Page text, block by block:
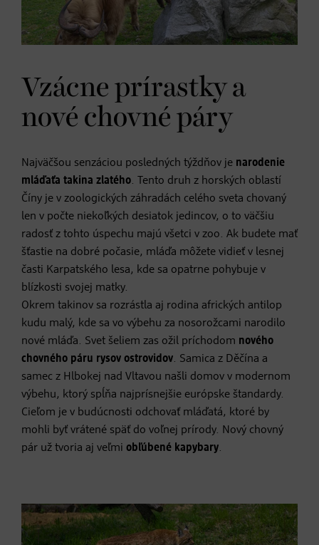
Vzácne prírastky a
nové chovné páry
Najväčšou senzáciou posledných týždňov je narodenie
mláďaťa takina zlatého. Tento druh z horských oblastí
Číny je v zoologických záhradách celého sveta chovaný
len v počte niekoľkých desiatok jedincov, o to väčšiu
radosť z tohto úspechu majú všetci v zoo. Ak budete mať
šťastie na dobré počasie, mláďa môžete vidieť v lesnej
časti Karpatského lesa, kde sa opatrne pohybuje v
blízkosti svojej matky.
Okrem takinov sa rozrástla aj rodina afrických antilop
kudu malý, kde sa vo výbehu za nosorožcami narodilo
nové mláďa. Svet šeliem zas ožil príchodom nového
chovného páru rysov ostrovidov. Samica z Děčína a
samec z Hlbokej nad Vltavou našli domov v modernom
výbehu, ktorý spĺňa najprísnejšie európske štandardy.
Cieľom je v budúcnosti odchovať mláďatá, ktoré by
mohli byť vrátené späť do voľnej prírody. Nový chovný
pár už tvoria aj veľmi obľúbené kapybary.